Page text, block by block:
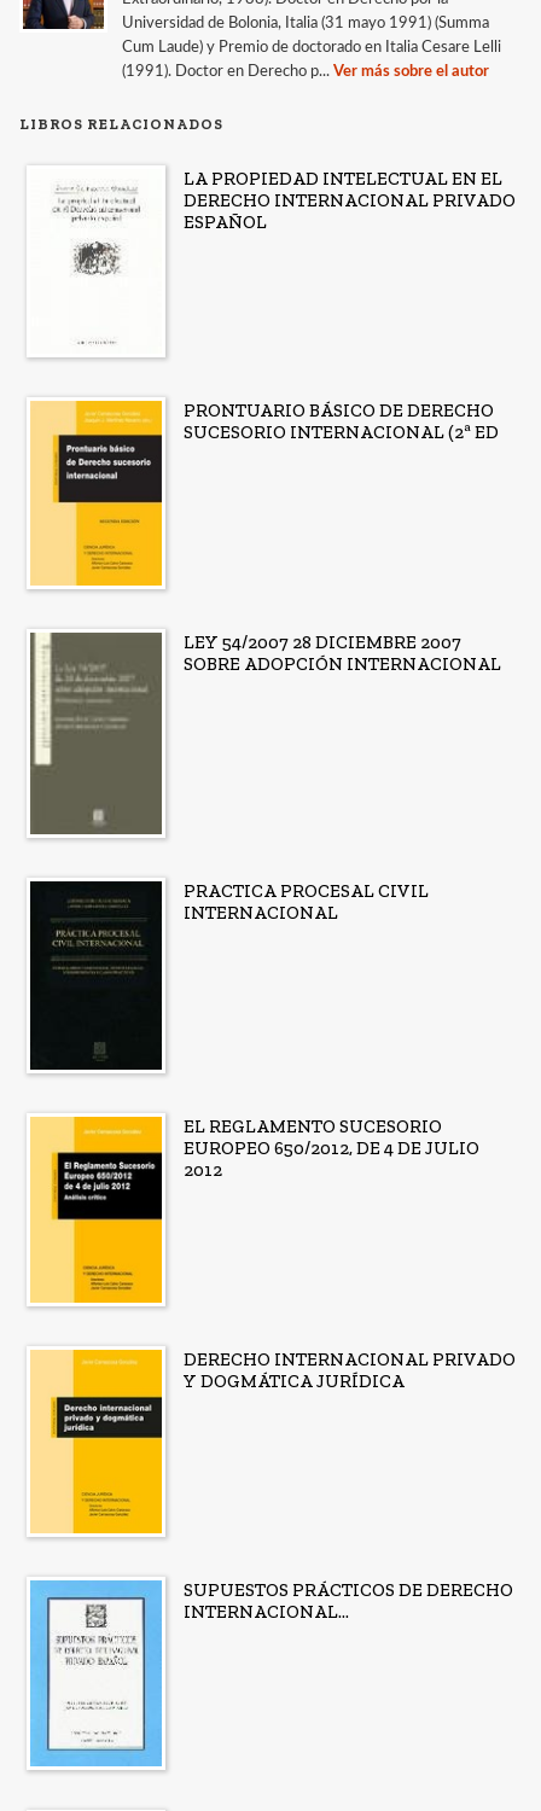
Universidad de Bolonia, Italia (31 mayo 1991) (Summa
Cum Laude) y Premio de doctorado en Italia Cesare Lelli
(1991). Doctor en Derecho p... Ver más sobre el autor
LIBROS RELACIONADOS
LA PROPIEDAD INTELECTUAL EN EL
DERECHO INTERNACIONAL PRIVADO
ESPAÑOL
PRONTUARIO BÁSICO DE DERECHO
SUCESORIO INTERNACIONAL (2ª ED
LEY 54/2007 28 DICIEMBRE 2007
SOBRE ADOPCIÓN INTERNACIONAL
PRACTICA PROCESAL CIVIL
INTERNACIONAL
EL REGLAMENTO SUCESORIO
EUROPEO 650/2012, DE 4 DE JULIO
2012
DERECHO INTERNACIONAL PRIVADO
Y DOGMÁTICA JURÍDICA
SUPUESTOS PRÁCTICOS DE DERECHO
INTERNACIONAL...